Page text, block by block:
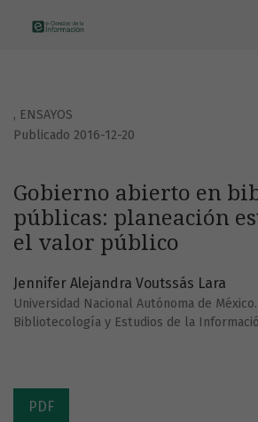
, ENSAYOS
Gobierno abierto en
públicas: planeación
el valor público
Publicado 2016-12-20
Jennifer Alejandra Voutssás Lara
Universidad Nacional Autónoma de
Bibliotecología y Estudios de la
PDF